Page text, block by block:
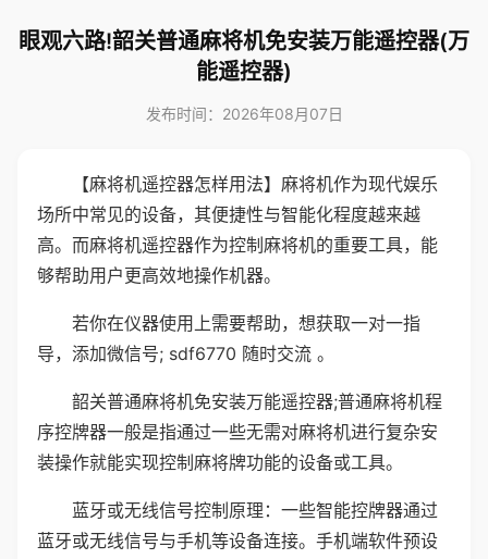
眼观六路!韶关普通麻将机免安装万能遥控器(万
能遥控器)
发布时间：2026年08月07日
【麻将机遥控器怎样用法】麻将机作为现代娱乐
场所中常见的设备，其便捷性与智能化程度越来越
高。而麻将机遥控器作为控制麻将机的重要工具，能
够帮助用户更高效地操作机器。
若你在仪器使用上需要帮助，想获取一对一指
导，添加微信号; sdf6770 随时交流 。
韶关普通麻将机免安装万能遥控器;普通麻将机程
序控牌器一般是指通过一些无需对麻将机进行复杂安
装操作就能实现控制麻将牌功能的设备或工具。
蓝牙或无线信号控制原理：一些智能控牌器通过
蓝牙或无线信号与手机等设备连接。手机端软件预设